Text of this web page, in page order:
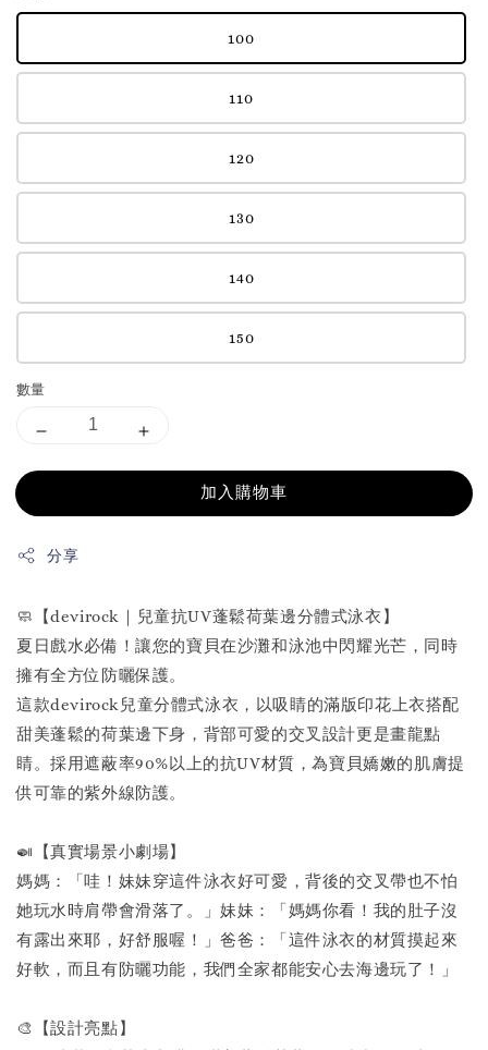
100
110
120
130
140
150
數量
加入購物車
分享
🧼【devirock｜兒童抗UV蓬鬆荷葉邊分體式泳衣】
夏日戲水必備！讓您的寶貝在沙灘和泳池中閃耀光芒，同時
擁有全方位防曬保護。
這款devirock兒童分體式泳衣，以吸睛的滿版印花上衣搭配
甜美蓬鬆的荷葉邊下身，背部可愛的交叉設計更是畫龍點
睛。採用遮蔽率90%以上的抗UV材質，為寶貝嬌嫩的肌膚提
供可靠的紫外線防護。
🍛【真實場景小劇場】
媽媽：「哇！妹妹穿這件泳衣好可愛，背後的交叉帶也不怕
她玩水時肩帶會滑落了。」妹妹：「媽媽你看！我的肚子沒
有露出來耶，好舒服喔！」爸爸：「這件泳衣的材質摸起來
好軟，而且有防曬功能，我們全家都能安心去海邊玩了！」
🎨【設計亮點】